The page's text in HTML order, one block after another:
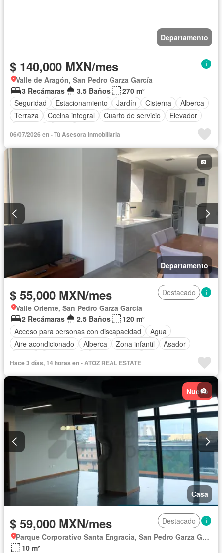
Departamento
$ 140,000 MXN/mes
Valle de Aragón, San Pedro Garza García
3 Recámaras
3.5 Baños
270 m²
Seguridad
Estacionamiento Jardín Cisterna
Alberca
Terraza
Cocina integral Cuarto de servicio
Elevador
Acceso para personas con discapacidad
Cocina equipada
Bodega
Azotea
Agua
Asador
Zonas verdes
Recámara con closet
Caseta de vigilancia
Solo familias
Permite mascotas
Permite niños
06/07/2026 en - Tú Asesora Inmobiliaria
Departamento
$ 55,000 MXN/mes
Destacado
Valle Oriente, San Pedro Garza García
2 Recámaras
2.5 Baños
120 m²
Acceso para personas con discapacidad
Agua
Aire acondicionado
Alberca Zona infantil
Asador
Caseta de vigilancia
Circuito cerrado de televisión
Cocina equipada
Electricidad
Estacionamiento
Recámara con closet
Sala polivalente
Seguridad
Terraza
Vista panorámica
Zonas verdes
Completamente amueblado
Hace 3 días, 14 horas en - ATOZ REAL ESTATE
Nuevo
Casa
$ 59,000 MXN/mes
Destacado
Parque Corporativo Santa Engracia, San Pedro Garza García
10 m²